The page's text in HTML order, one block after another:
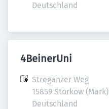
Deutschland
4BeinerUni
Streganzer Weg
15859 Storkow (Mark)
Deutschland